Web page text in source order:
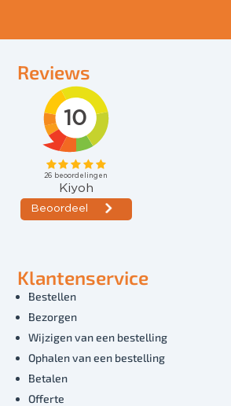
Reviews
Klantenservice
Bestellen
Bezorgen
Wijzigen van een bestelling
Ophalen van een bestelling
Betalen
Offerte